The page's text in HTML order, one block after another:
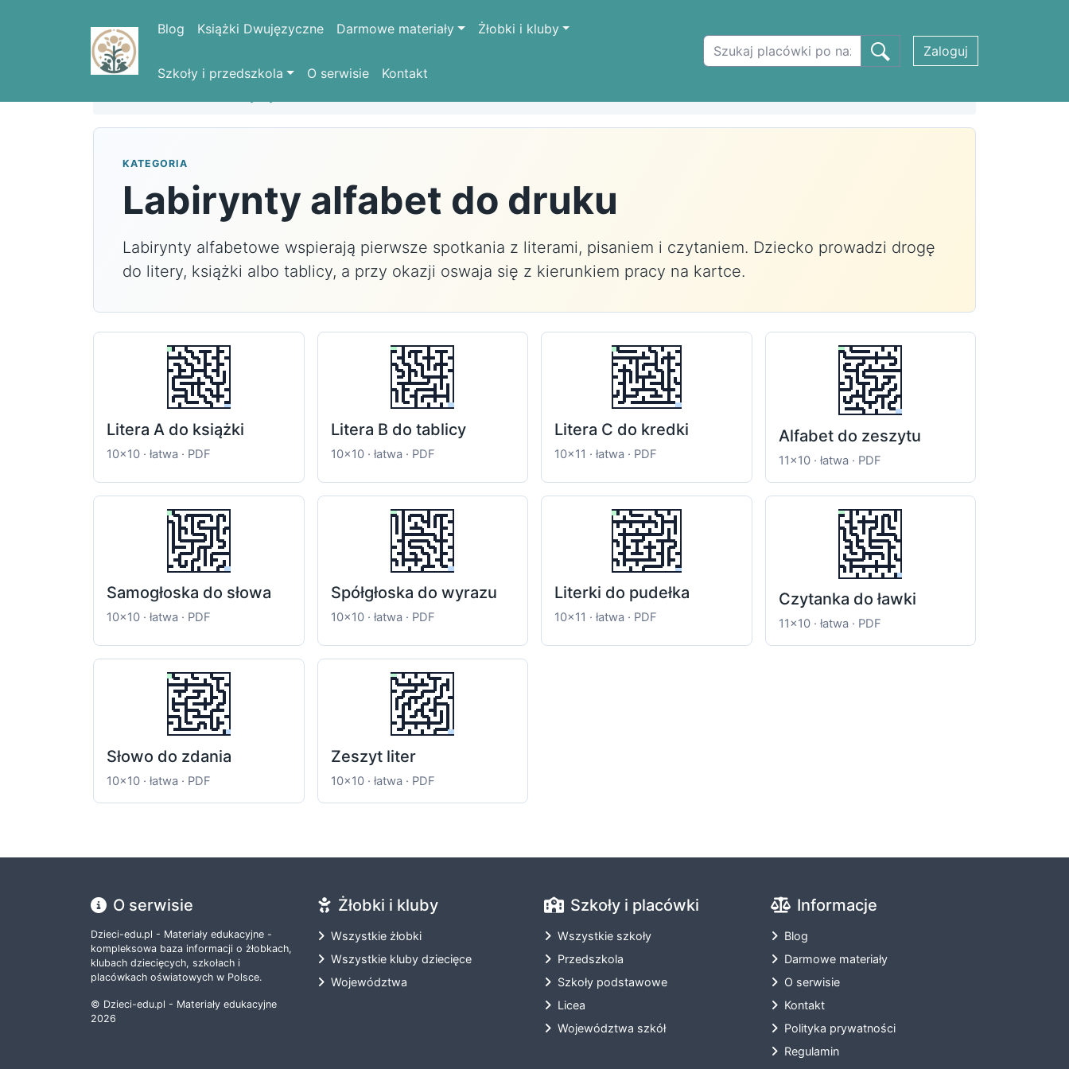
Blog Książki Dwujęzyczne Darmowe materiały Żłobki i kluby
Szkoły i przedszkola O serwisie Kontakt
Zaloguj
KATEGORIA
Labirynty alfabet do druku
Labirynty alfabetowe wspierają pierwsze spotkania z literami, pisaniem i czytaniem. Dziecko prowadzi drogę
do litery, książki albo tablicy, a przy okazji oswaja się z kierunkiem pracy na kartce.
Litera A do książki
10x10 · łatwa · PDF
Litera B do tablicy
10x10 · łatwa · PDF
Litera C do kredki
10x11 · łatwa · PDF
Alfabet do zeszytu
11x10 · łatwa · PDF
Samogłoska do słowa
10x10 · łatwa · PDF
Spółgłoska do wyrazu
10x10 · łatwa · PDF
Literki do pudełka
10x11 · łatwa · PDF
Czytanka do ławki
11x10 · łatwa · PDF
Słowo do zdania
10x10 · łatwa · PDF
Zeszyt liter
10x10 · łatwa · PDF
O serwisie
Dzieci-edu.pl - Materiały edukacyjne -
kompleksowa baza informacji o żłobkach,
klubach dziecięcych, szkołach i
placówkach oświatowych w Polsce.
© Dzieci-edu.pl - Materiały edukacyjne
2026
Żłobki i kluby
Wszystkie żłobki
Wszystkie kluby dziecięce
Województwa
Szkoły i placówki
Wszystkie szkoły
Przedszkola
Szkoły podstawowe
Licea
Województwa szkół
Informacje
Blog
Darmowe materiały
O serwisie
Kontakt
Polityka prywatności
Regulamin